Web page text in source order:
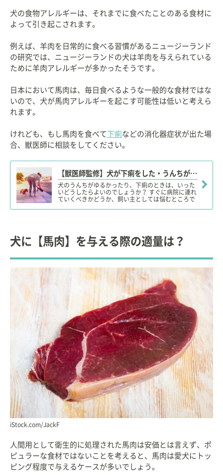
犬の食物アレルギーは、それまでに食べたことのある食材に
よって引き起こされます。
例えば、羊肉を日常的に食べる習慣があるニュージーランド
の研究では、ニュージーランドの犬は羊肉を与えられている
ために羊肉アレルギーが多かったそうです。
日本において馬肉は、毎日食べるような一般的な食材ではな
いので、犬が馬肉アレルギーを起こす可能性は低いと考えら
れます。
けれども、もし馬肉を食べて下痢などの消化器症状が出た場
合、獣医師に相談をしてください。
【獣医師監修】犬が下痢をした・うんちがゆるい。この症状から考えられる原因や病気は？
犬のうんちがゆるかったり、下痢のときは、いった
いどうしたらよいのでしょうか？ すぐに病院に連れ
ていくべきかどうか、飼い主としては悩むところで
犬に【馬肉】を与える際の適量は？
iStock.com/JackF
人間用として衛生的に処理された馬肉は安価とは言えず、ポ
ピュラーな食材ではないことを考えると、馬肉は愛犬にトッ
ピング程度で与えるケースが多いでしょう。